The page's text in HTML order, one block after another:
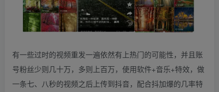
有一些过时的视频重发一遍依然有上热门的可能性，并且账
号粉丝少则几十万，多则上百万，使用软件+音乐+特效，做
一条七、八秒的视频之后上传到抖音，配合抖加爆的几率特